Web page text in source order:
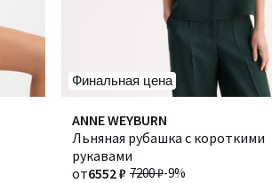
Финальная цена
ANNE WEYBURN
Льняная рубашка с короткими
рукавами
7200 ₽-9%
от6552 ₽
4,8
/ 5
Количество
цветов:
2